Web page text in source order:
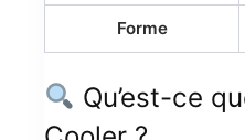
Forme
Qu’est-ce